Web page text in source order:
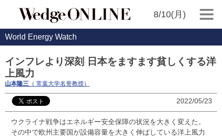
8/10(月)
World Energy Watch
インフレより深刻 日本をますます貧しくする洋
上風力
山本隆三 （ 常葉大学名誉教授）
2022/05/23
ウクライナ戦争はエネルギー安全保障の状況を大きく変えた。
その中で欧州主要国が設備容量を大きく伸ばしている洋上風力